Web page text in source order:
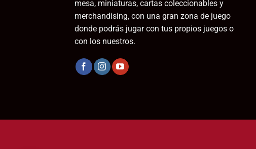
mesa, miniaturas, cartas coleccionables y
merchandising, con una gran zona de juego
donde podrás jugar con tus propios juegos o
con los nuestros.